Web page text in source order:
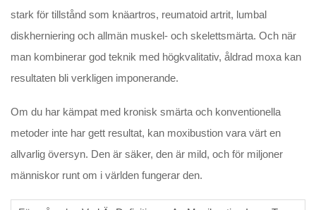
stark för tillstånd som knäartros, reumatoid artrit, lumbal
diskherniering och allmän muskel- och skelettsmärta. Och när
man kombinerar god teknik med högkvalitativ, åldrad moxa kan
resultaten bli verkligen imponerande.
Om du har kämpat med kronisk smärta och konventionella
metoder inte har gett resultat, kan moxibustion vara värt en
allvarlig översyn. Den är säker, den är mild, och för miljoner
människor runt om i världen fungerar den.